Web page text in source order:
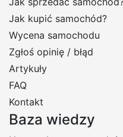
Jak kupić samochód?
Wycena samochodu
Zgłoś opinię / błąd
Artykuły
FAQ
Kontakt
Baza wiedzy